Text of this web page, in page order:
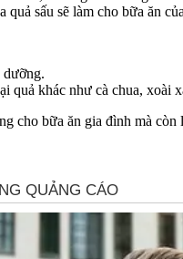
sấu sẽ làm cho bữa ăn
dưỡng.
quả khác như cà chua, xoài
cho bữa ăn gia đình mà